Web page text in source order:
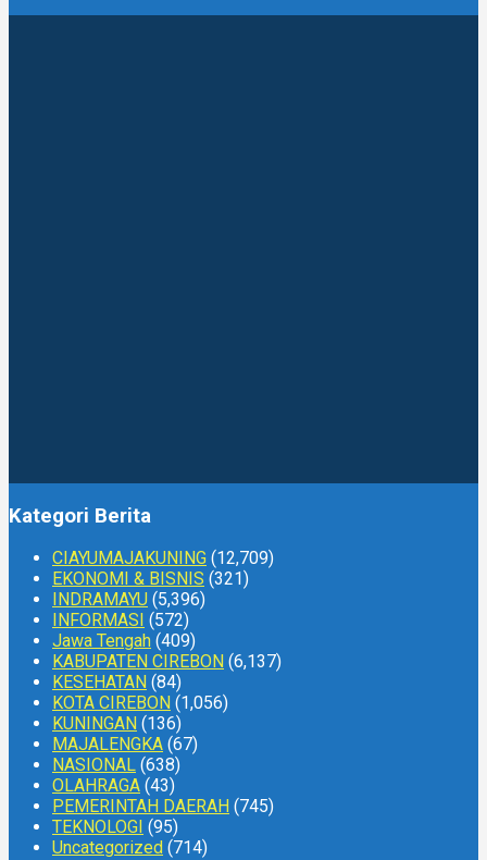
Kategori Berita
CIAYUMAJAKUNING (12,709)
EKONOMI & BISNIS (321)
INDRAMAYU (5,396)
INFORMASI (572)
Jawa Tengah (409)
KABUPATEN CIREBON (6,137)
KESEHATAN (84)
KOTA CIREBON (1,056)
KUNINGAN (136)
MAJALENGKA (67)
NASIONAL (638)
OLAHRAGA (43)
PEMERINTAH DAERAH (745)
TEKNOLOGI (95)
Uncategorized (714)